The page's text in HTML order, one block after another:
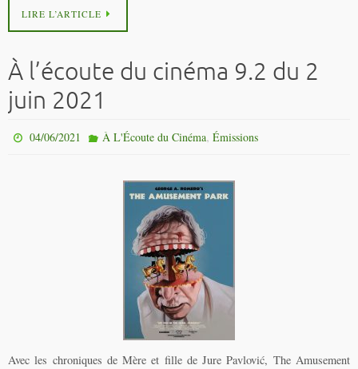
LIRE L’ARTICLE
À l’écoute du cinéma 9.2 du 2
juin 2021
04/06/2021 À L'Écoute du Cinéma, Émissions
Avec les chroniques de Mère et fille de Jure Pavlović, The Amusement